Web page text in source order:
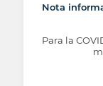
Nota
Para la